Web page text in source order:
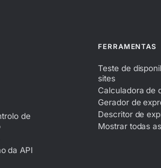
de
da API
FERRAMENTAS
Teste de
sites
Calculadora de
Gerador de
Descritor de
Mostrar todas